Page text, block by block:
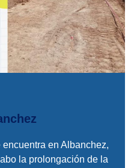
en Albanchez,
la prolongación de la